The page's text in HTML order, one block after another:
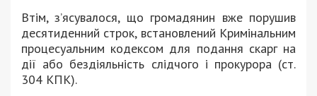
Втім, з’ясувалося, що громадянин вже порушив
десятиденний строк, встановлений Кримінальним
процесуальним кодексом для подання скарг на
дії або бездіяльність слідчого і прокурора (ст.
304 КПК).